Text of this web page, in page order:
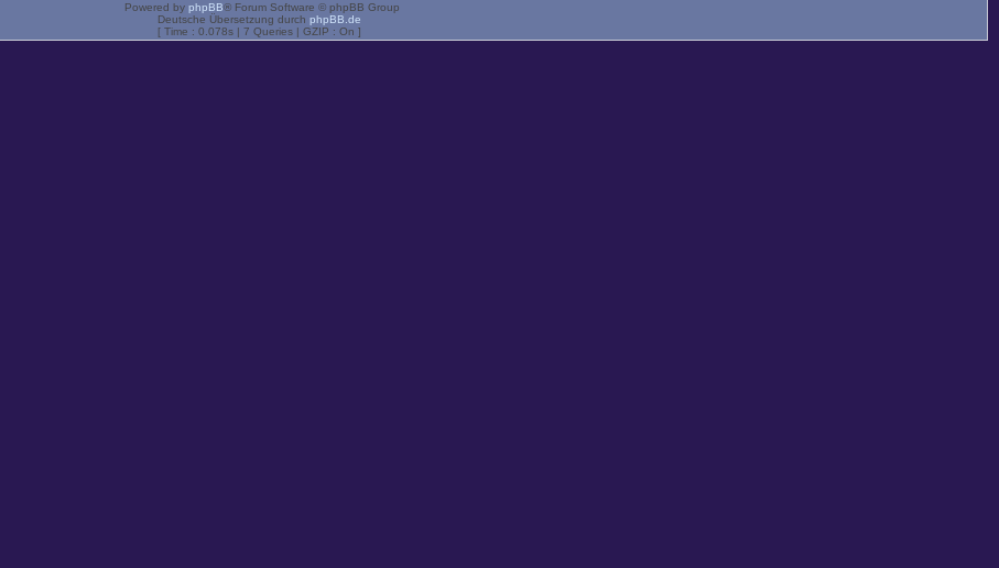
Powered by phpBB® Forum Software © phpBB Group
Deutsche Übersetzung durch phpBB.de
[ Time : 0.078s | 7 Queries | GZIP : On ]